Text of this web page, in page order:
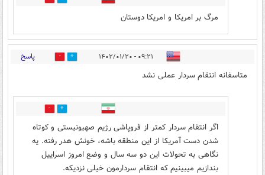
مرگ بر امریکا و امریکا دوستان
۰۹:۲۱ - ۱۴۰۲/۰۱/۲۰ 7 پاسخ
متاسفانه انتقام سردار عملی نشد
7
اگر انتقام سردار کمتر از فروپاشی رژیم صهیونیستی و کوتاه
شدن دست آمریکا از این منطقه باشه، خونش هدر رفته. یه
نگاهی به تحولات این دو سه سال و وضع امروز اسراییل
بندازیم میبینیم که انتقام سردارمون خیلی نزدیکه.